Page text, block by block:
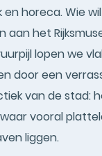
horeca. Wie
aan het
lopen we
door een
van de stad:
vooral
liggen.